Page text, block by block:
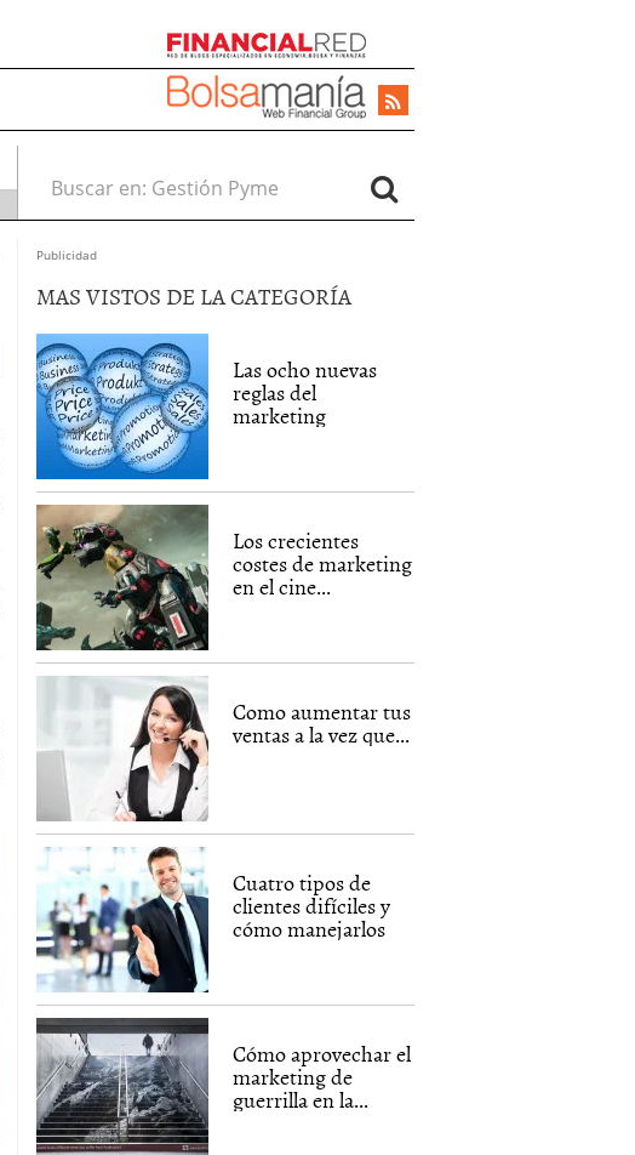
Buscar en:
Publicidad
MAS VISTOS DE LA CATEGORÍA
Las ocho nuevas
reglas del
marketing
Los crecientes
costes de marketing
en el cine...
Como aumentar tus
ventas a la vez que...
Cuatro tipos de
clientes difíciles y
cómo manejarlos
Cómo aprovechar el
marketing de
guerrilla en la...